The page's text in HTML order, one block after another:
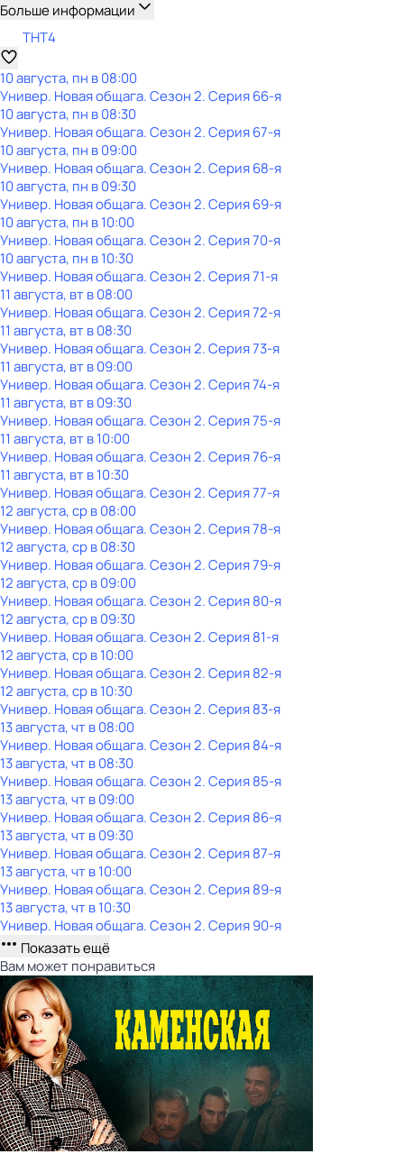
Больше информации
ТНТ4
10 августа, пн в 08:00
Универ. Новая общага. Сезон 2. Серия 66-я
10 августа, пн в 08:30
Универ. Новая общага. Сезон 2. Серия 67-я
10 августа, пн в 09:00
Универ. Новая общага. Сезон 2. Серия 68-я
10 августа, пн в 09:30
Универ. Новая общага. Сезон 2. Серия 69-я
10 августа, пн в 10:00
Универ. Новая общага. Сезон 2. Серия 70-я
10 августа, пн в 10:30
Универ. Новая общага. Сезон 2. Серия 71-я
11 августа, вт в 08:00
Универ. Новая общага. Сезон 2. Серия 72-я
11 августа, вт в 08:30
Универ. Новая общага. Сезон 2. Серия 73-я
11 августа, вт в 09:00
Универ. Новая общага. Сезон 2. Серия 74-я
11 августа, вт в 09:30
Универ. Новая общага. Сезон 2. Серия 75-я
11 августа, вт в 10:00
Универ. Новая общага. Сезон 2. Серия 76-я
11 августа, вт в 10:30
Универ. Новая общага. Сезон 2. Серия 77-я
12 августа, ср в 08:00
Универ. Новая общага. Сезон 2. Серия 78-я
12 августа, ср в 08:30
Универ. Новая общага. Сезон 2. Серия 79-я
12 августа, ср в 09:00
Универ. Новая общага. Сезон 2. Серия 80-я
12 августа, ср в 09:30
Универ. Новая общага. Сезон 2. Серия 81-я
12 августа, ср в 10:00
Универ. Новая общага. Сезон 2. Серия 82-я
12 августа, ср в 10:30
Универ. Новая общага. Сезон 2. Серия 83-я
13 августа, чт в 08:00
Универ. Новая общага. Сезон 2. Серия 84-я
13 августа, чт в 08:30
Универ. Новая общага. Сезон 2. Серия 85-я
13 августа, чт в 09:00
Универ. Новая общага. Сезон 2. Серия 86-я
13 августа, чт в 09:30
Универ. Новая общага. Сезон 2. Серия 87-я
13 августа, чт в 10:00
Универ. Новая общага. Сезон 2. Серия 89-я
13 августа, чт в 10:30
Универ. Новая общага. Сезон 2. Серия 90-я
Показать ещё
Вам может понравиться